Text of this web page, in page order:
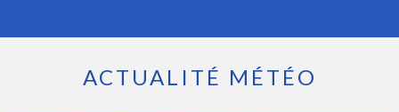
ACTUALITÉ MÉTÉO